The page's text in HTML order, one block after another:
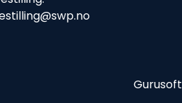
Gurusoft